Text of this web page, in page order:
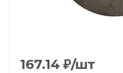
167.14 ₽/шт